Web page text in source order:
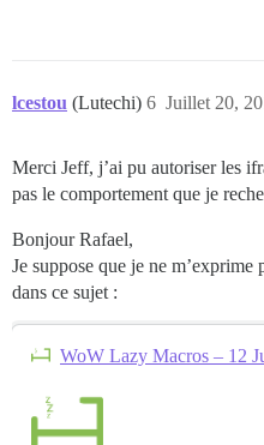
lcestou (Lutechi) Juillet 20,
6
Merci Jeff, j’ai pu autoriser les
pas le comportement que je
Bonjour Rafael,
Je suppose que je ne
dans ce sujet :
WoW Lazy Macros – 12